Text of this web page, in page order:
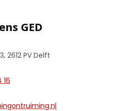
GED
2612 PV Delft